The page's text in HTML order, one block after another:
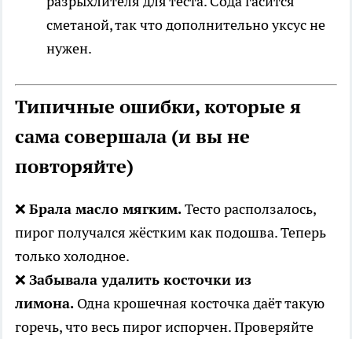
сметаной, так что дополнительно уксус не
нужен.
Типичные ошибки, которые я
сама совершала (и вы не
повторяйте)
❌ Брала масло мягким.Тесто расползалось,
пирог получался жёстким как подошва. Теперь
только холодное.
❌ Забывала удалить косточки из
лимона. Одна крошечная косточка даёт такую
горечь, что весь пирог испорчен. Проверяйте